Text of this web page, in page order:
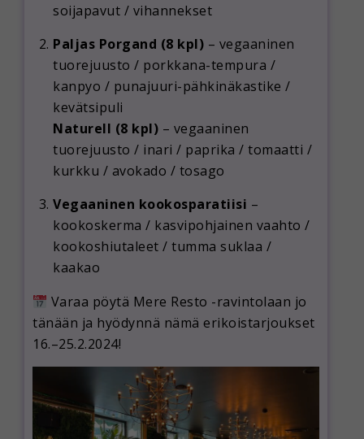
soijapavut / vihannekset
Paljas Porgand (8 kpl) – vegaaninen
tuorejuusto / porkkana-tempura /
kanpyo / punajuuri-pähkinäkastike /
kevätsipuli
Naturell (8 kpl) – vegaaninen
tuorejuusto / inari / paprika / tomaatti /
kurkku / avokado / tosago
Vegaaninen kookosparatiisi –
kookoskerma / kasvipohjainen vaahto /
kookoshiutaleet / tumma suklaa /
kaakao
Varaa pöytä Mere Resto -ravintolaan jo
tänään ja hyödynnä nämä erikoistarjoukset
16.–25.2.2024!